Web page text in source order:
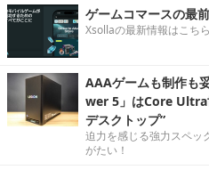
ゲームコマースの最
Xsollaの最新情報はこち
AAAゲームも制作も
wer 5」はCore Ultra
デスクトップ”
迫力を感じる強力スペッ
がたい！